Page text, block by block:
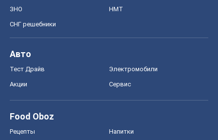
ЗНО НМТ
СНГ решебники
Авто
Тест Драйв Электромобили
Акции Сервис
Food Oboz
Рецепты Напитки